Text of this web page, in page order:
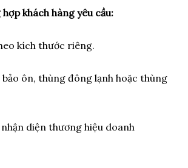
khách hàng yêu cầu:
kích thước riêng.
ôn, thùng đông lạnh hoặc thùng
diện thương hiệu doanh